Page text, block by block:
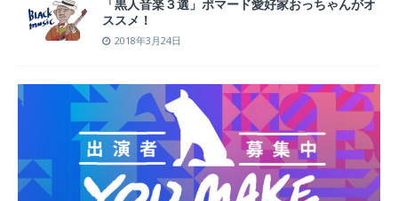
「黒人音楽３選」ポマード愛好家おっちゃんがオ
ススメ！
2018年3月24日